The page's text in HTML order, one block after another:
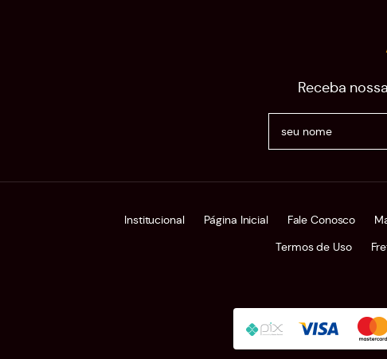
Receba
Institucional Página Inicial Fale Conosco
Termos de Uso